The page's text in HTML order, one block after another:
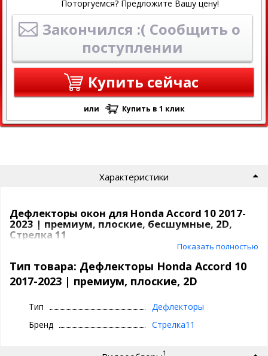
Поторгуемся? Предложите Вашу цену!
Закончился :( Сообщить о
поступлении
Купить сейчас
или Купить в 1 клик
Характеристики
Дефлекторы окон для Honda Accord 10 2017-
2023 | премиум, плоские, бесшумные, 2D,
Стрелка 11
Ветровики боковых окон от компании Стрелка11 не
выступает за пределы авто и не мешают потокам
воздуха, не создают дополнительных шумов, а также
сливаются с автомобилем как единое целое и выглядят
фронтальной и тыльной стороны совершенно невидим.
Accord 10 2017-2023 выпускаются в нескольких вариантах:
Показать полностью
Тип товара: Дефлекторы Honda Accord 10
2017-2023 | премиум, плоские, 2D
Тип
Дефлекторы
Бренд
Стрелка11
1